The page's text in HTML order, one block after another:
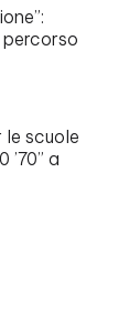
scuole
’70” a